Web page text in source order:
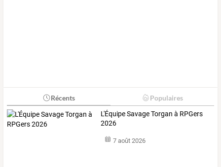
Récents Populaires
L'Équipe Savage Torgan à RPGers
2026
7 août 2026